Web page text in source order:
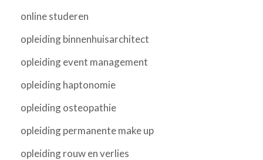
online studeren
opleiding binnenhuisarchitect
opleiding event management
opleiding haptonomie
opleiding osteopathie
opleiding permanente make up
opleiding rouw en verlies